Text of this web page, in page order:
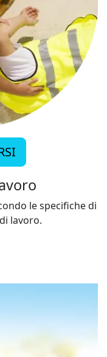
le specifiche di
lavoro.